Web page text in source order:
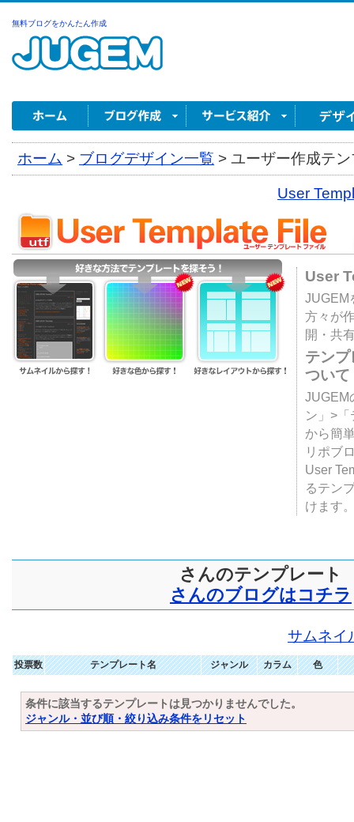
無料ブログをかんたん作成
ホーム > ブログデザイン一覧 > ユーザー作成テ
User
User
JUGEM
方々が
開・共
テン
ついて
JUGEM
ン」>
から簡
リポブ
User
るテン
けます
さんのテンプレート
さんのブログはコチラ
サムネイ
投票数 テンプレート名 ジャンル カラム 色
条件に該当するテンプレートは見つかりませんでした。
ジャンル・並び順・絞り込み条件をリセット